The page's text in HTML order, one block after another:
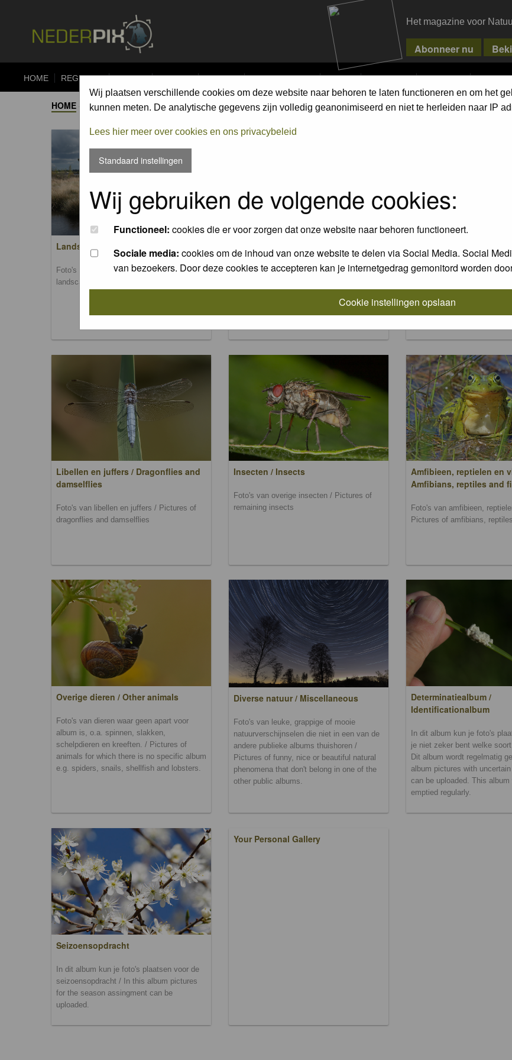
Het magazine voor
HOME REGISTER FORUM UPLOAD ALBUMS COMPETITIONS PIXPAS MAGAZINE WEBSHOP
Wij plaatsen verschillende cookies om deze website naar behoren te laten functioneren en om het
kunnen meten. De analytische gegevens zijn volledig geanonimiseerd en niet te herleiden naar IP
Lees hier meer over cookies en ons privacybeleid
Standaard instellingen
Wij gebruiken de volgende cookies:
Functioneel: cookies die er voor zorgen dat onze website naar behoren functioneert.
Sociale media: cookies om de inhoud van onze website te delen via Social Media. Social
van bezoekers. Door deze cookies te accepteren kan je internetgedrag gemonitord worden
Cookie instellingen opslaan
HOME -> ALBUM
Landschappen / Landscapes
Foto's van landschappen / Pictures of
landscapes
Zoogdieren / Mammals
Foto's van zoogdieren / Pictures of
mossen / Wild Flowers
and mosses
en mossen / Pictures of wild
Libellen en juffers / Dragonflies and
damselflies
Foto's van libellen en juffers / Pictures of
dragonflies and damselflies
Insecten / Insects
Foto's van overige insecten / Pictures of
remaining insects
Amfibieen, reptielen en
Amfibians, reptiles and
Foto's van amfibieen,
Pictures of amfibians,
Overige dieren / Other animals
Foto's van dieren waar geen apart voor
album is, o.a. spinnen, slakken,
schelpdieren en kreeften. / Pictures of
animals for which there is no specific album
e.g. spiders, snails, shellfish and lobsters.
Diverse natuur / Miscellaneous
Foto's van leuke, grappige of mooie
natuurverschijnselen die niet in een van de
andere publieke albums thuishoren /
Pictures of funny, nice or beautiful natural
phenomena that don't belong in one of the
other public albums.
Determinatiealbum /
Identificationalbum
In dit album kun je foto's
je niet zeker bent welke
Dit album wordt regelmatig
album pictures with
can be uploaded. This album
emptied regularly.
Seizoensopdracht
In dit album kun je foto's plaatsen voor de
seizoensopdracht / In this album pictures
for the season assingment can be
uploaded.
Your Personal Gallery